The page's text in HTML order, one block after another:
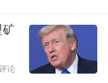
险”的战略资
险的配置价值
论